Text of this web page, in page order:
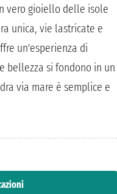
vero gioiello delle isole
unica, vie lastricate e
un'esperienza di
bellezza si fondono in un
via mare è semplice e